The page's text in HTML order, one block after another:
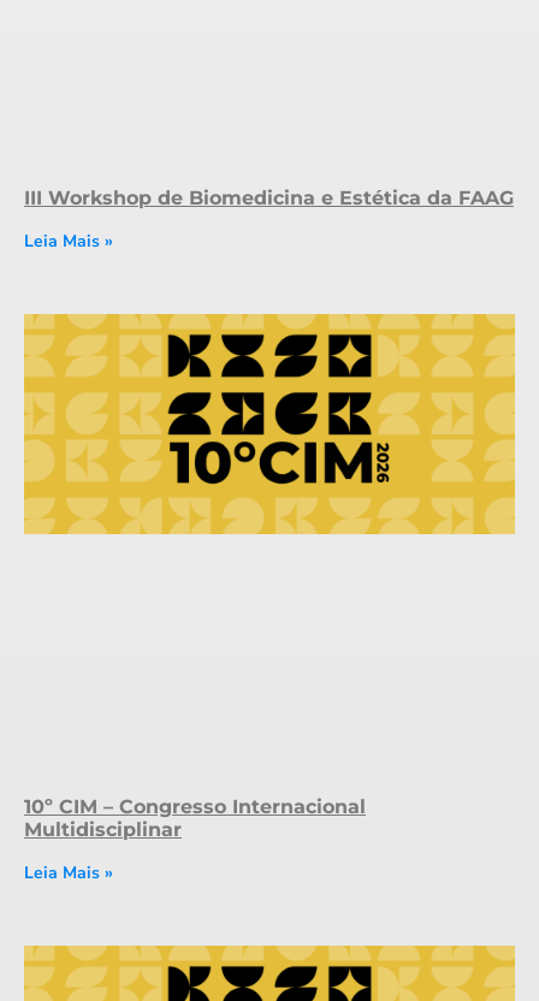
III Workshop de Biomedicina e Estética da FAAG
Leia Mais »
10º CIM – Congresso Internacional
Multidisciplinar
Leia Mais »